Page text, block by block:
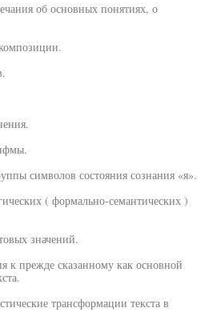
об основных понятиях, о
символов состояния сознания «я».
( формально-семантических )
значений.
к прежде сказанному как основной
трансформации текста в